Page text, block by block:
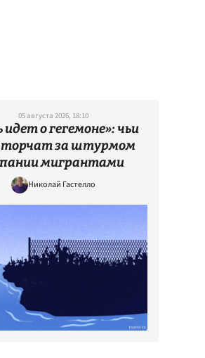
05 августа 2026, 18:10
идет о гегемоне»: чьи
за штурмом
мигрантами
Николай Гастелло